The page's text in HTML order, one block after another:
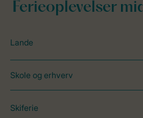
Ferieoplevelser
Lande
Skole og erhverv
Skiferie